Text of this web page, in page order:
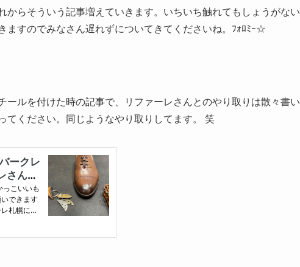
からそういう記事増えていきます。いちいち触れてもしょうがない
ますのでみなさん遅れずについてきてくださいね。ﾌｫﾛﾐｰ☆
ールを付けた時の記事で、リファーレさんとのやり取りは散々書い
てください。同じようなやり取りしてます。 笑